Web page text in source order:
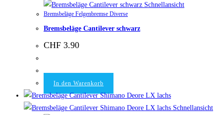
Schnellansicht
Bremsbeläge Felgenbremse Diverse
Bremsbeläge Cantilever schwarz
CHF 3.90
In den Warenkorb
Schnellansicht